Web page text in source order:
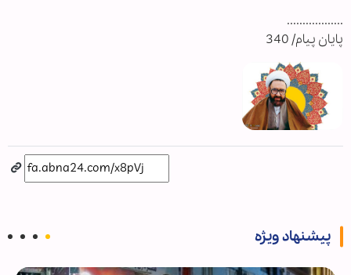
..................
پایان پیام/ 340
پیشنهاد ویژه